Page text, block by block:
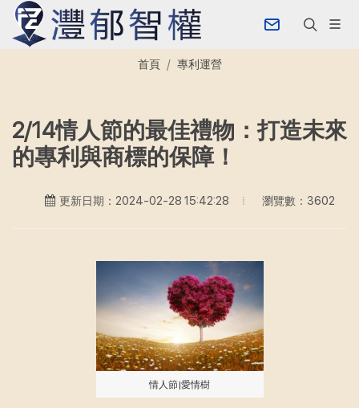
首頁 專利運營
2/14情人節的最佳禮物：打造未來
的專利與商標的保障！
更新日期：2024-02-28 15:42:28 瀏覽數：3602
情人節|愛情樹